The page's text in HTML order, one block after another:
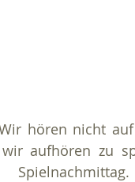
hören nicht
aufhören zu